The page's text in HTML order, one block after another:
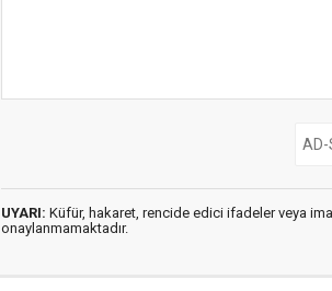
UYARI: Küfür, hakaret, rencide edici ifadeler veya
onaylanmamaktadır.